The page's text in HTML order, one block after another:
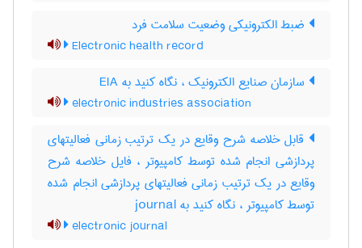
ضبط الکترونیکی وضعیت سلامت فرد
Electronic health record
سازمان صنایع الکترونیک ، نگاه کنید به ‎ EIA
electronic industries association
قابل خلاصه شرح وقایع در یک ترتیب زمانی فعالیتهای
پردازشی انجام شده توسط کامپیوتر ، فایل خلاصه شرح
وقایع در یک ترتیب زمانی فعالیتهای پردازشی انجام شده
توسط کامپیوتر ، نگاه کنید به ‎ journal
electronic journal